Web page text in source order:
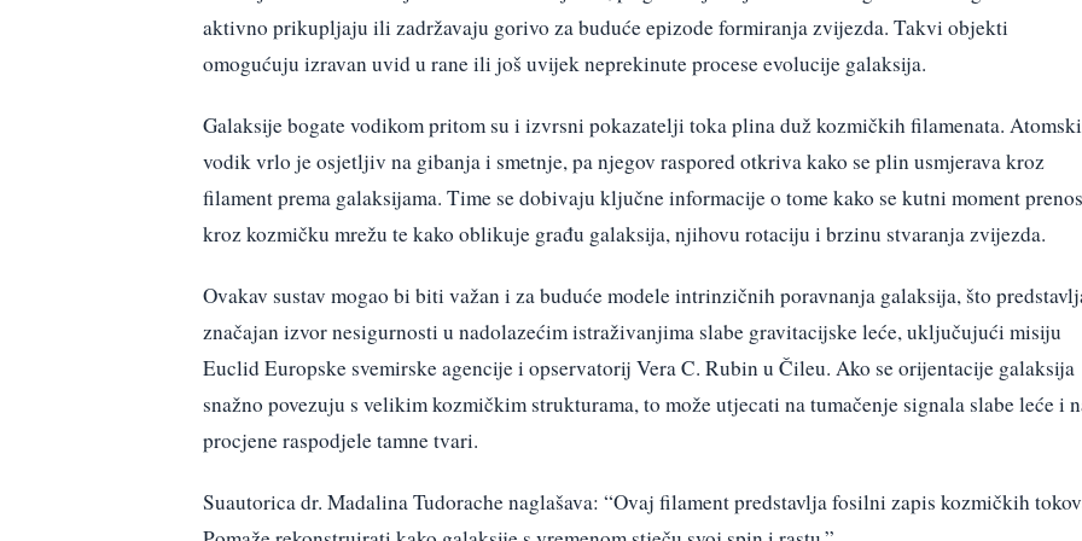
aktivno prikupljaju ili zadržavaju gorivo za buduće epizode formiranja zvijezda. Takvi objekti
omogućuju izravan uvid u rane ili još uvijek neprekinute procese evolucije galaksija.
Galaksije bogate vodikom pritom su i izvrsni pokazatelji toka plina duž kozmičkih filamenata. Atomski
vodik vrlo je osjetljiv na gibanja i smetnje, pa njegov raspored otkriva kako se plin usmjerava kroz
filament prema galaksijama. Time se dobivaju ključne informacije o tome kako se kutni moment
kroz kozmičku mrežu te kako oblikuje građu galaksija, njihovu rotaciju i brzinu stvaranja zvijezda.
Ovakav sustav mogao bi biti važan i za buduće modele intrinzičnih poravnanja galaksija, što
značajan izvor nesigurnosti u nadolazećim istraživanjima slabe gravitacijske leće, uključujući misiju
Euclid Europske svemirske agencije i opservatorij Vera C. Rubin u Čileu. Ako se orijentacije galaksija
snažno povezuju s velikim kozmičkim strukturama, to može utjecati na tumačenje signala slabe leće i
procjene raspodjele tamne tvari.
Suautorica dr. Madalina Tudorache naglašava: “Ovaj filament predstavlja fosilni zapis kozmičkih